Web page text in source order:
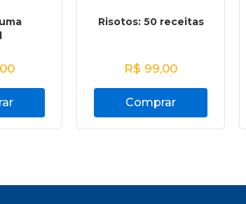
Risotos: 50 receitas
R$ 99,00
Comprar